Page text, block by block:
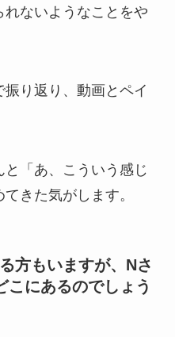
ないようなことをや
り返り、動画とペイ
「あ、こういう感じ
きた気がします。
方もいますが、Nさ
こにあるのでしょう